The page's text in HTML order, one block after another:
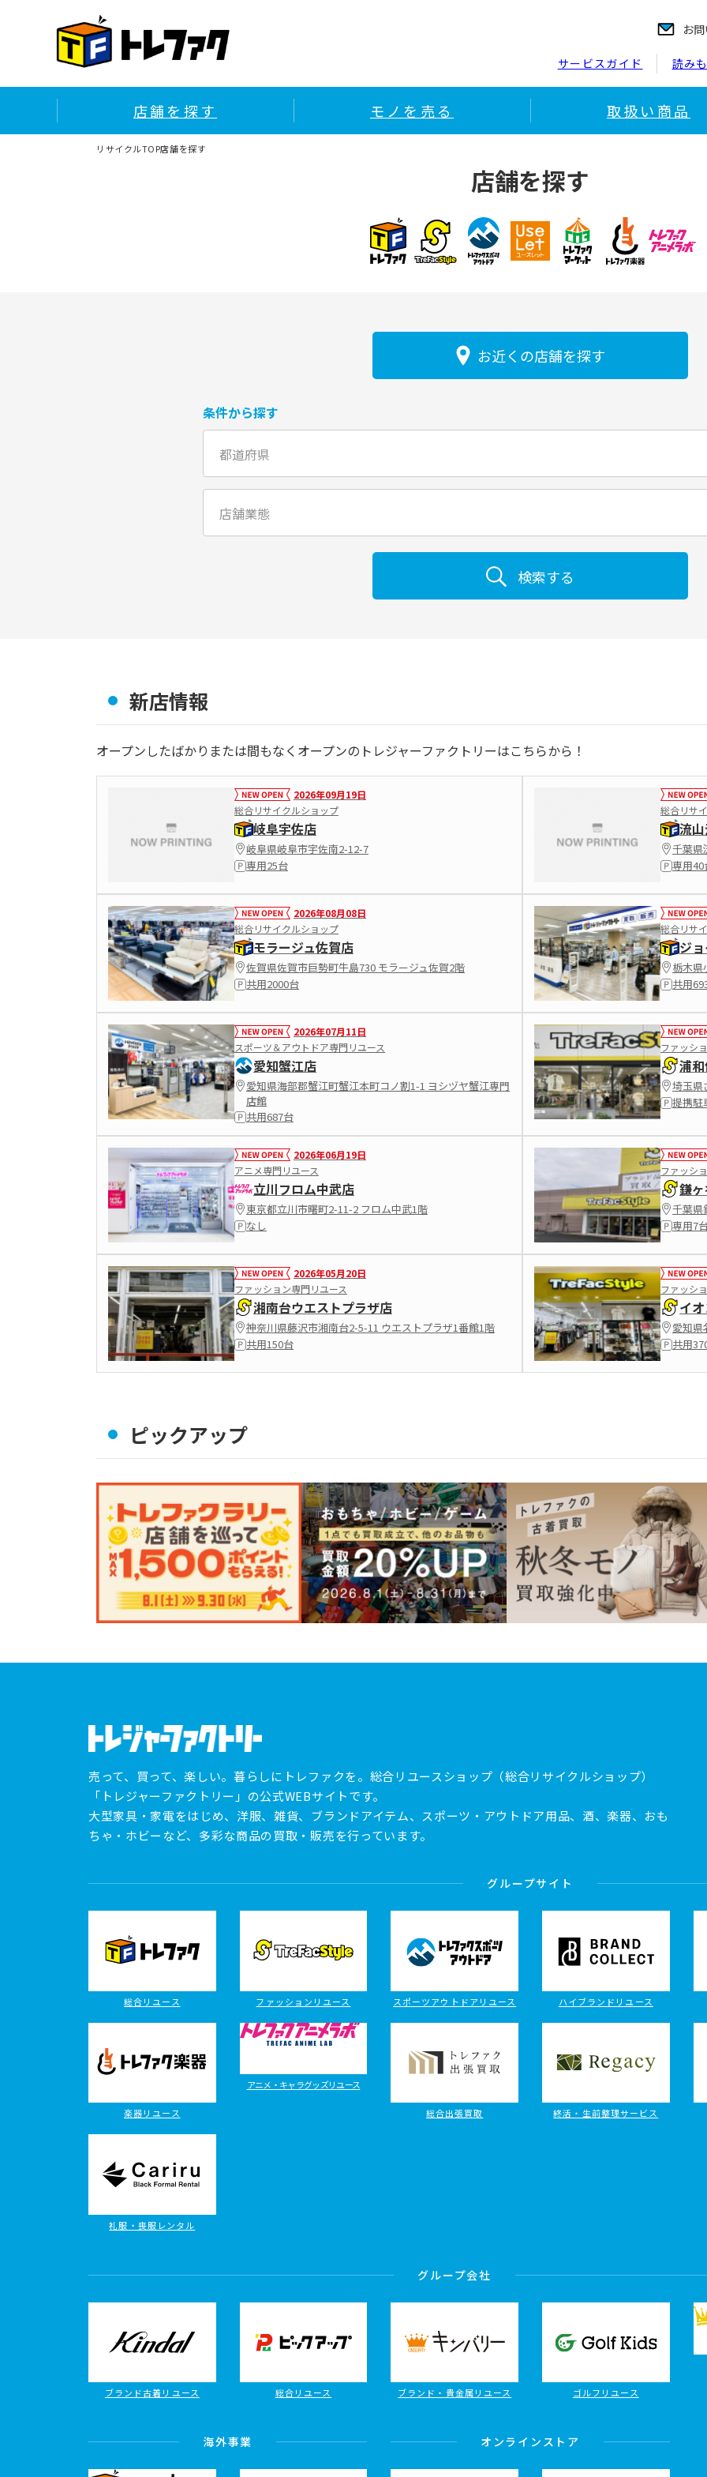
お
サービスガイド 読み
店舗を探す モノを売る 取扱い商品
リサイクルTOP店舗を探す
店舗を探す
お近くの店舗を探す
条件から探す
都道府県
店舗業態
検索する
新店情報
オープンしたばかりまたは間もなくオープンのトレジャーファクトリーはこちらから！
2026年09月19日
総合リサイクルショップ
岐阜宇佐店
岐阜県岐阜市宇佐南2-12-7
専用25台
総合リサ
流
千葉県
専用40
2026年08月08日
総合リサイクルショップ
モラージュ佐賀店
佐賀県佐賀市巨勢町牛島730 モラージュ佐賀2階
共用2000台
総合リサ
ジ
栃木県
共用
2026年07月11日
スポーツ＆アウトドア専門リユース
愛知蟹江店
愛知県海部郡蟹江町蟹江本町コノ割1-1 ヨシヅヤ蟹江専門
店館
共用687台
ファッシ
浦
埼玉県
提携駐
2026年06月19日
アニメ専門リユース
立川フロム中武店
東京都立川市曙町2-11-2 フロム中武1階
なし
ファッシ
鎌
千葉県
専用7
2026年05月20日
ファッション専門リユース
湘南台ウエストプラザ店
神奈川県藤沢市湘南台2-5-11 ウエストプラザ1番館1階
共用150台
ファッシ
イ
愛知県
共用
ピックアップ
売って、買って、楽しい。暮らしにトレファクを。総合リユースショップ（総合リサイクルショップ）
「トレジャーファクトリー」の公式WEBサイトです。
大型家具・家電をはじめ、洋服、雑貨、ブランドアイテム、スポーツ・アウトドア用品、酒、楽器、おも
ちゃ・ホビーなど、多彩な商品の買取・販売を行っています。
グループサイト
総合リユース ファッションリユース スポーツアウトドアリユース ハイブランドリユース
楽器リユース
アニメ・キャラグッズリユース
総合出張買取 終活・生前整理サービス
礼服・喪服レンタル
グループ会社
ブランド古着リユース 総合リユース ブランド・貴金属リユース ゴルフリユース
海外事業 オンラインストア